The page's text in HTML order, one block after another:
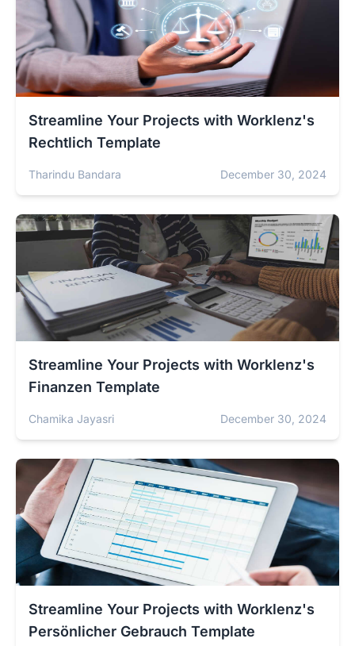
Streamline Your Projects with Worklenz's
Rechtlich Template
Tharindu Bandara December 30, 2024
Streamline Your Projects with Worklenz's
Finanzen Template
Chamika Jayasri December 30, 2024
Streamline Your Projects with Worklenz's
Persönlicher Gebrauch Template